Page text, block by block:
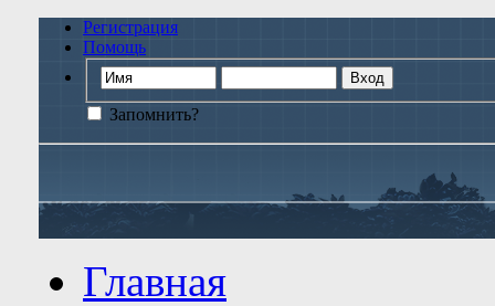
Регистрация
Помощь
Запомнить?
Главная